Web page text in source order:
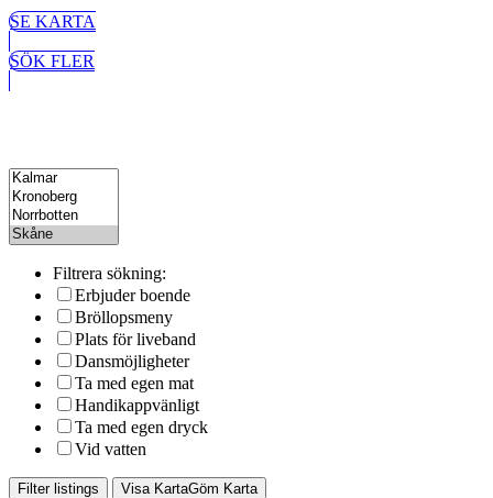
SE KARTA
SÖK FLER
Filtrera sökning:
Erbjuder boende
Bröllopsmeny
Plats för liveband
Dansmöjligheter
Ta med egen mat
Handikappvänligt
Ta med egen dryck
Vid vatten
Filter listings Visa KartaGöm Karta